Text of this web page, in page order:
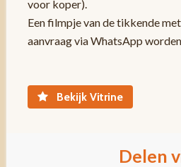
voor koper).
Een filmpje van de tikkende
aanvraag via WhatsApp
Bekijk Vitrine
Delen